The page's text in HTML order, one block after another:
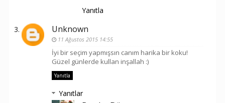
Yanıtla
Unknown
11 Ağustos 2015 14:55
İyi bir seçim yapmışsın canım harika bir koku!
Güzel günlerde kullan inşallah :)
Yanıtla
Yanıtlar